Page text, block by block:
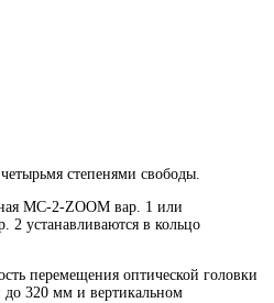
степенями свободы.
MC-2-ZOOM вар. 1 или
2 устанавливаются в кольцо
перемещения оптической головки
до 320 мм и вертикальном